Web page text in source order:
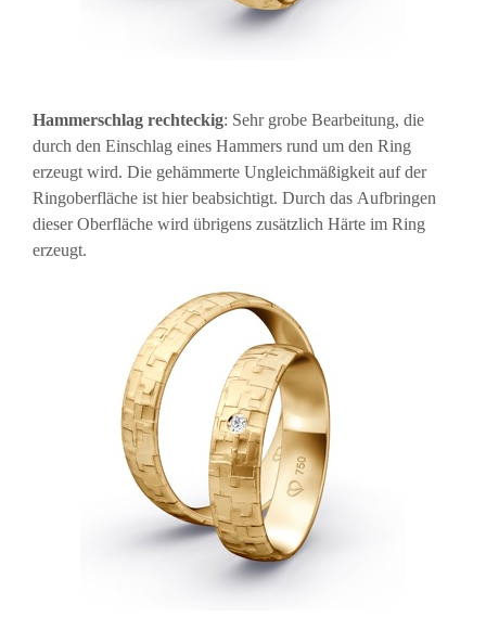
Hammerschlag rechteckig: Sehr grobe Bearbeitung, die
durch den Einschlag eines Hammers rund um den Ring
erzeugt wird. Die gehämmerte Ungleichmäßigkeit auf der
Ringoberfläche ist hier beabsichtigt. Durch das Aufbringen
dieser Oberfläche wird übrigens zusätzlich Härte im Ring
erzeugt.